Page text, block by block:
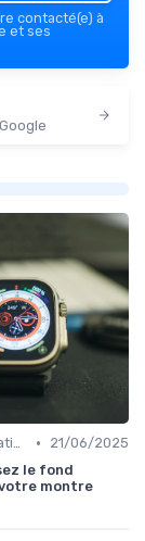
contacté(e) à
et ses
Personnalisation avec des Bracelets •
21/06/2025
le fond
montre